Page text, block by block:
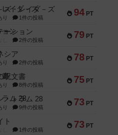
94 PT
ズ・レイダ－ズ
り 1件の投稿
79 PT
ーション
2件の投稿
78 PT
シア
り 2件の投稿
75 PT
呪文書
り 8件の投稿
73 PT
・トラム 28
り 9件の投稿
73 PT
ト
1件の投稿